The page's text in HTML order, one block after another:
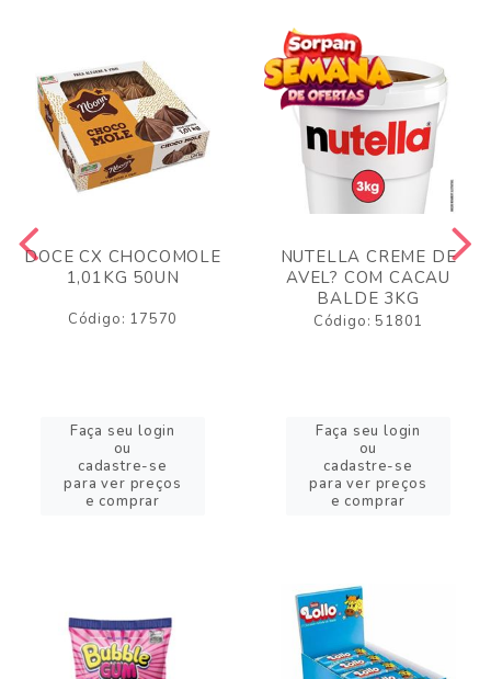
DOCE CX CHOCOMOLE
1,01KG 50UN
Código: 17570
Faça seu login
ou
cadastre-se
para ver preços
e comprar
NUTELLA CREME DE
AVEL? COM CACAU
BALDE 3KG
Código: 51801
Faça seu login
ou
cadastre-se
para ver preços
e comprar